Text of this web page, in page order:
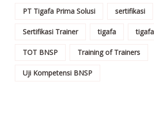
PT Tigafa Prima Solusi sertifikasi
Sertifikasi Trainer tigafa
TOT BNSP Training of Trainers
Uji Kompetensi BNSP